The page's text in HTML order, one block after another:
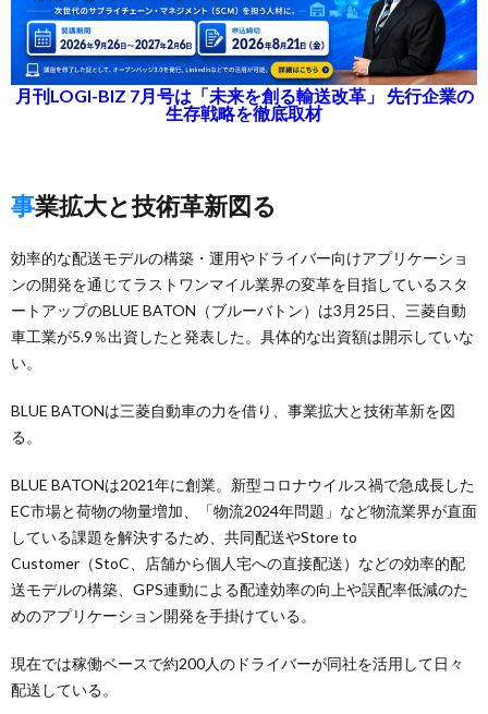
月刊LOGI-BIZ 7月号は「未来を創る輸送改革」 先行企業の
生存戦略を徹底取材
事業拡大と技術革新図る
効率的な配送モデルの構築・運用やドライバー向けアプリケーショ
ンの開発を通じてラストワンマイル業界の変革を目指しているスタ
ートアップのBLUE BATON（ブルーバトン）は3月25日、三菱自動
車工業が5.9％出資したと発表した。具体的な出資額は開示していな
い。
BLUE BATONは三菱自動車の力を借り、事業拡大と技術革新を図
る。
BLUE BATONは2021年に創業。新型コロナウイルス禍で急成長した
EC市場と荷物の物量増加、「物流2024年問題」など物流業界が直面
している課題を解決するため、共同配送やStore to
Customer（StoC、店舗から個人宅への直接配送）などの効率的配
送モデルの構築、GPS連動による配達効率の向上や誤配率低減のた
めのアプリケーション開発を手掛けている。
現在では稼働ベースで約200人のドライバーが同社を活用して日々
配送している。